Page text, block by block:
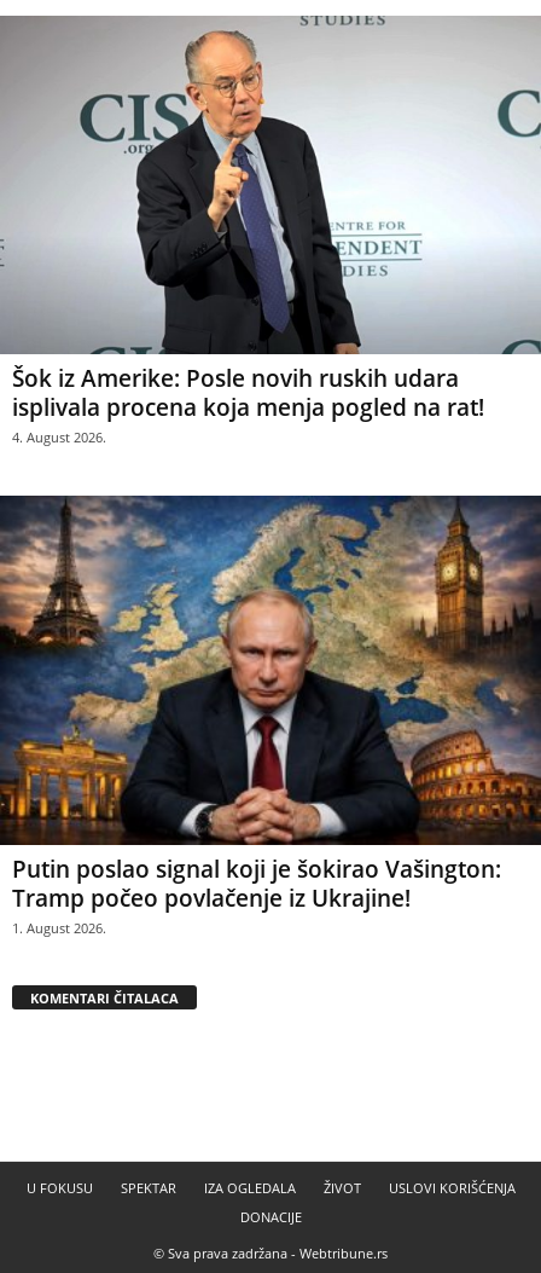
Šok iz Amerike: Posle novih ruskih udara
isplivala procena koja menja pogled na rat!
4. August 2026.
Putin poslao signal koji je šokirao Vašington:
Tramp počeo povlačenje iz Ukrajine!
1. August 2026.
KOMENTARI ČITALACA
U FOKUSU SPEKTAR IZA OGLEDALA ŽIVOT
USLOVI KORIŠĆENJA
DONACIJE
© Sva prava zadržana - Webtribune.rs